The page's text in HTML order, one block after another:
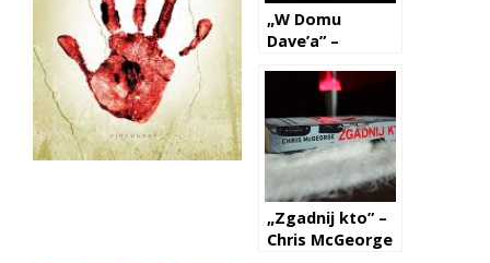
„W Domu
Dave’a” –
Jakubowska
„Zgadnij kto” –
Chris McGeorge